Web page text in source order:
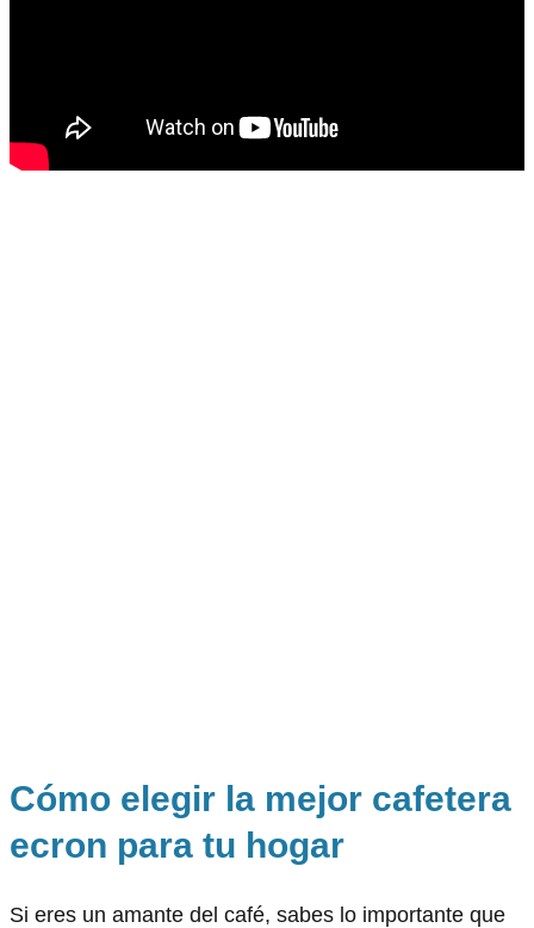
Cómo elegir la mejor cafetera
ecron para tu hogar
Si eres un amante del café, sabes lo importante que